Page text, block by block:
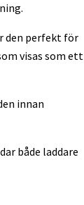
den perfekt för
visas som ett
innan
både laddare